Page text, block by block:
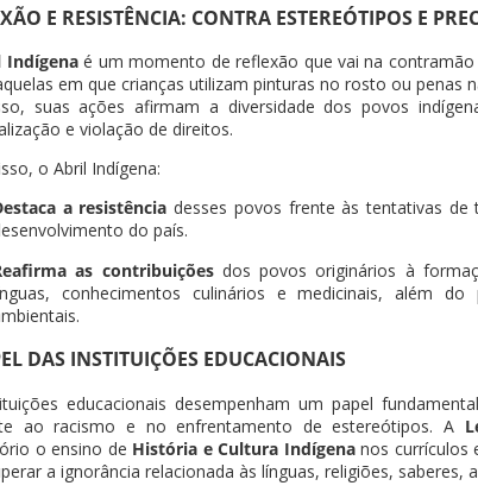
E RESISTÊNCIA: CONTRA ESTEREÓTIPOS E
Indígenaé um momento de reflexão que vai na
em que crianças utilizam pinturas no rosto ou penas
suas ações afirmam a diversidade dos povos
e violação de direitos.
o Abril Indígena:
a resistência desses povos frente às tentativas
do país.
as contribuiçõesdos povos originários à
conhecimentos culinários e medicinais, além
DAS INSTITUIÇÕES EDUCACIONAIS
educacionais desempenham um papel
ao racismo e no enfrentamento de estereótipos. A
o ensino de História e Cultura Indígenanos currículos
a ignorância relacionada às línguas, religiões, saberes,